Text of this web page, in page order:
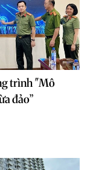
trình "Mô
đảo”